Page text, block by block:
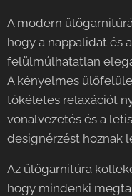
A modern
hogy a nappalidat és
felülmúlhatatlan
A kényelmes
tökéletes relaxációt
vonalvezetés és a
designérzést hoznak
Az ülőgarnitúra
hogy mindenki